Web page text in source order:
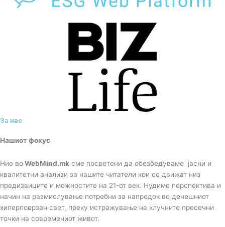
За нас
Нашиот фокус
Ние воWebMind.mk сме посветени да обезбедуваме јасни и
квалитетни анализи за нашите читатели кои се движат низ
предизвиците и можностите на 21-от век. Нудиме перспектива и
начин на размислување потребни за напредок во денешниот
хиперповрзан свет, преку истражување на клучните пресечни
точки на современиот живот.